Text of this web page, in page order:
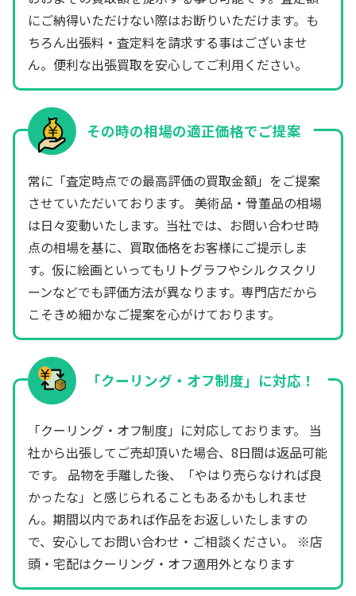
にご納得いただけない際はお断りいただけます。も
ちろん出張料・査定料を請求する事はございませ
ん。便利な出張買取を安心してご利用ください。
その時の相場の適正価格でご提案
常に「査定時点での最高評価の買取金額」をご提案
させていただいております。 美術品・骨董品の相場
は日々変動いたします。当社では、お問い合わせ時
点の相場を基に、買取価格をお客様にご提示しま
す。仮に絵画といってもリトグラフやシルクスクリ
ーンなどでも評価方法が異なります。専門店だから
こそきめ細かなご提案を心がけております。
「クーリング・オフ制度」に対応！
「クーリング・オフ制度」に対応しております。 当
社から出張してご売却頂いた場合、8日間は返品可能
です。 品物を手離した後、「やはり売らなければ良
かったな」と感じられることもあるかもしれませ
ん。期間以内であれば作品をお返しいたしますの
で、安心してお問い合わせ・ご相談ください。 ※店
頭・宅配はクーリング・オフ適用外となります